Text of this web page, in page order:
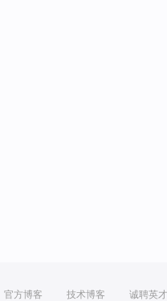
官方博客 技术博客 诚聘英才